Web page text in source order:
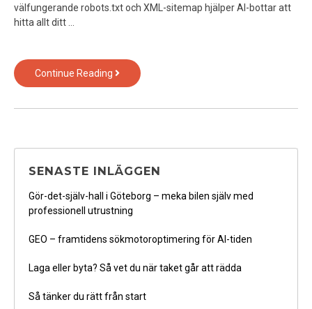
välfungerande robots.txt och XML-sitemap hjälper AI-bottar att
hitta allt ditt …
Continue Reading GEO
–
AI-
SENASTE INLÄGGEN
Gör-det-själv-hall i Göteborg – meka bilen själv med
professionell utrustning
GEO – framtidens sökmotoroptimering för AI-tiden
Laga eller byta? Så vet du när taket går att rädda
Så tänker du rätt från start